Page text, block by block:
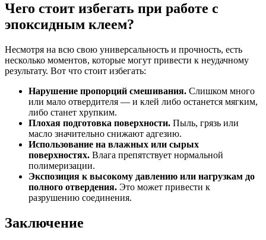
Чего стоит избегать при работе с
эпоксидным клеем?
Несмотря на всю свою универсальность и прочность, есть
несколько моментов, которые могут привести к неудачному
результату. Вот что стоит избегать:
Нарушение пропорций смешивания. Слишком много
или мало отвердителя — и клей либо останется мягким,
либо станет хрупким.
Плохая подготовка поверхности. Пыль, грязь или
масло значительно снижают адгезию.
Использование на влажных или сырых
поверхностях. Влага препятствует нормальной
полимеризации.
Экспозиция к высокому давлению или нагрузкам до
полного отвердения. Это может привести к
разрушению соединения.
Заключение